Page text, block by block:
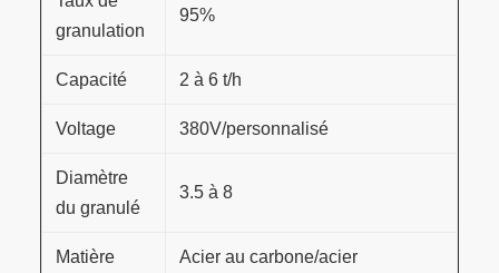
granulation
95%
Capacité 2 à 6 t/h
Voltage 380V/personnalisé
Diamètre
du granulé
3.5 à 8
Matière
Acier au carbone/acier